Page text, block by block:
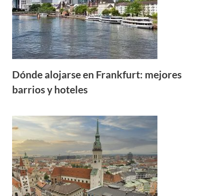
Dónde alojarse en Frankfurt: mejores
barrios y hoteles